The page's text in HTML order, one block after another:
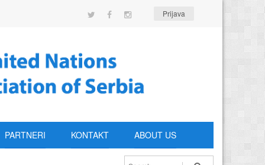
Prijava
PARTNERI KONTAKT ABOUT US